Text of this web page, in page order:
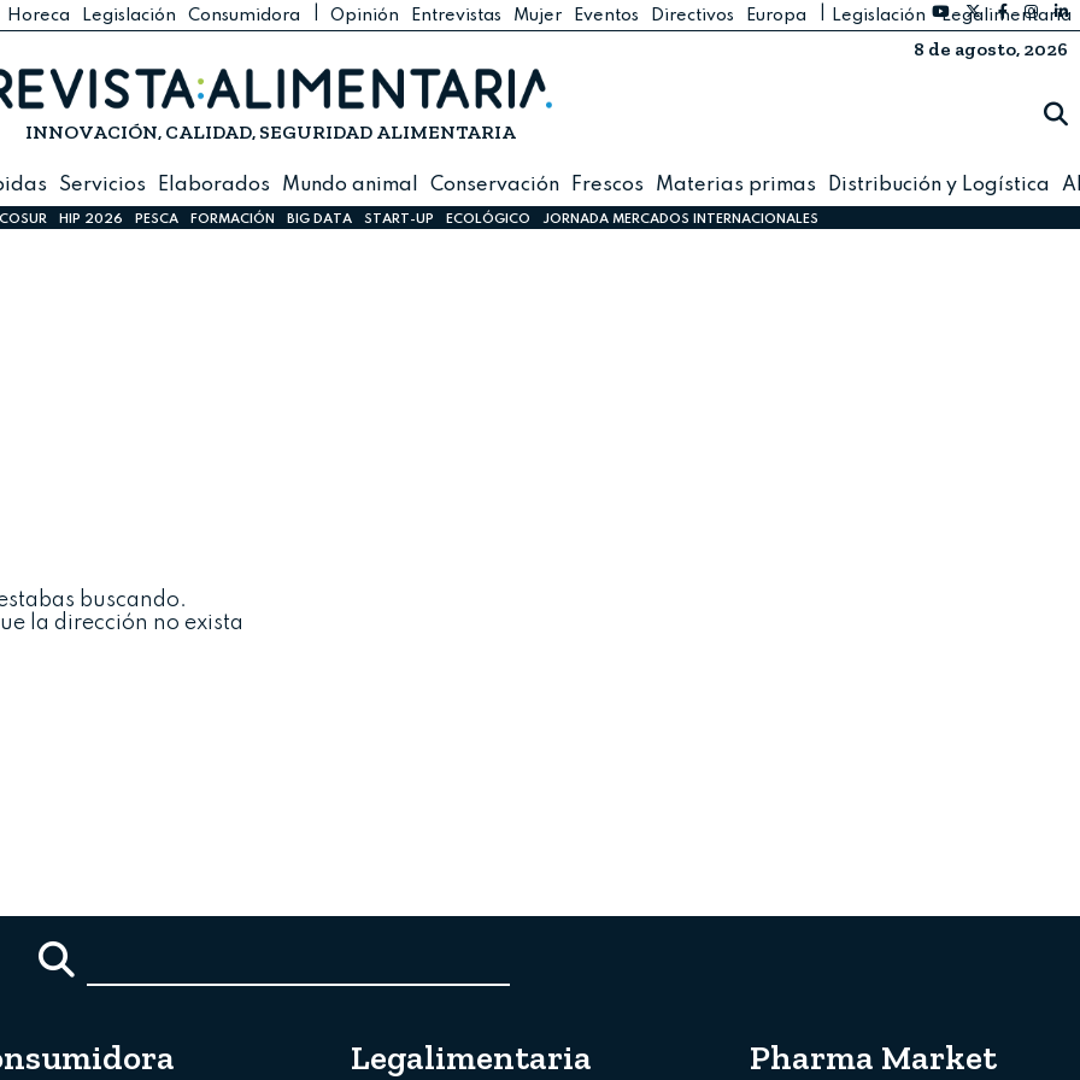
Horeca Legislación Consumidora Opinión Entrevistas Mujer Eventos Directivos Europa Legislación Legalimentaria
INNOVACIÓN, CALIDAD, SEGURIDAD ALIMENTARIA
8 de agosto, 2026
Servicios Elaborados Mundo animal Conservación Frescos Materias primas Distribución y Logística
Foodservice
Contacto
HIP 2026 PESCA FORMACIÓN BIG DATA START-UP ECOLÓGICO JORNADA MERCADOS INTERNACIONALES
buscando.
la dirección no exista
Legalimentaria Pharma Market